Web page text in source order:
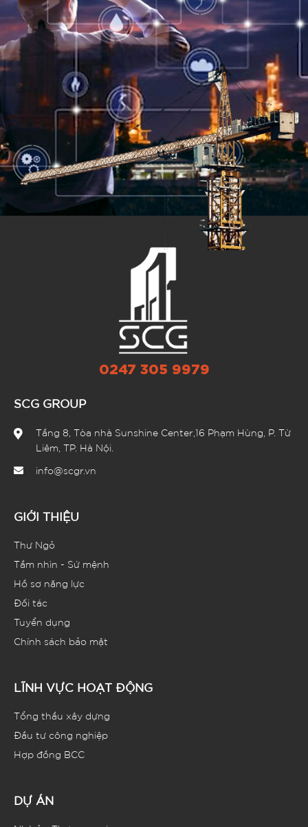
0247 305 9979
SCG GROUP
Tầng 8, Tòa nhà Sunshine Center,16 Phạm Hùng, P. Từ
Liêm, TP. Hà Nội.
info@scgr.vn
GIỚI THIỆU
Thư Ngỏ
Tầm nhìn - Sứ mệnh
Hồ sơ năng lực
Đối tác
Tuyển dụng
Chính sách bảo mật
LĨNH VỰC HOẠT ĐỘNG
Tổng thầu xây dựng
Đầu tư công nghiệp
Hợp đồng BCC
DỰ ÁN